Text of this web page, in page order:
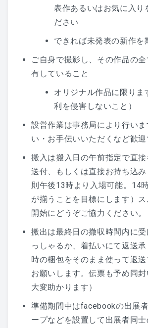
表作あるいはお気に入り
ださい
できれば未発表の新作を
ご自身で撮影し、その作品の
有していること
オリジナル作品に限りま
利を侵害しないこと）
設営作業は事務局により行い
い・お手伝いいただくなど歓迎
搬入は搬入日の午前指定で直
送付、もしくは直接お持ち込
則午後13時より入場可能。14
が揃うことを目標にします）
開始にどうぞご協力ください。
搬出は最終日の撤収時間内に
っしゃるか、着払いにて返送
時の梱包をそのまま使って返
お願いします。伝票も予め同封
大変助かります）
準備期間中はfacebookの出展
ープなどを設置して出展者同